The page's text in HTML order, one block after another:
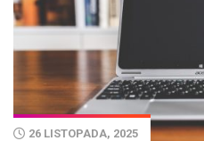
26 LISTOPADA, 2025